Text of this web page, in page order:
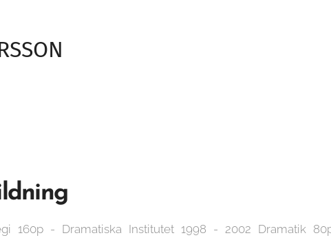
160p - Dramatiska Institutet 1998 - 2002 Dramatik